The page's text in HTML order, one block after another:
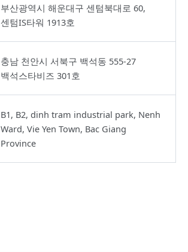
부산광역시 해운대구 센텀북대로 60,
센텀IS타워 1913호
충남 천안시 서북구 백석동 555-27
백석스타비즈 301호
B1, B2, dinh tram industrial park, Nenh
Ward, Vie Yen Town, Bac Giang
Province